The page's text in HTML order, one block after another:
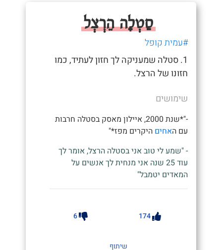
סַטְלָה הֵרְצְל
#עמית קופל
1. סטלה שמעניקה לך חזון לעתיד, כמו
חזונו של הרצל.
שימושים
-"*שנת 2000, איילון מאסק בסטלה חרבות
עם האחים היקרים מפז*"
- "שמע לי טוב אני בסטלה הרצל, אומר לך
עוד 25 שנה אני מנחית לך אנשים על
המאדים יטמבל"
174
6
שיתוף